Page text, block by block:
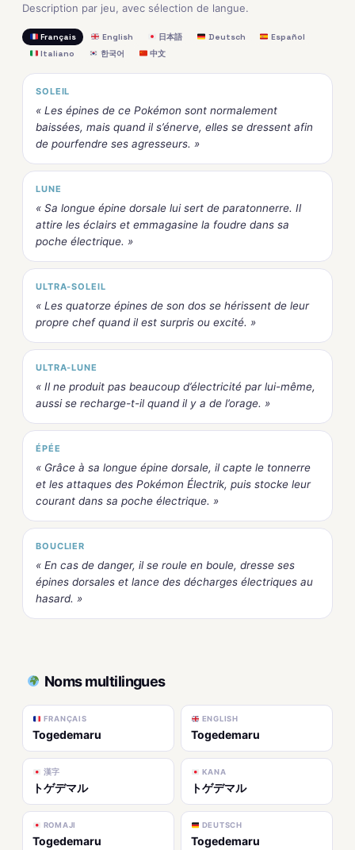
Description par jeu, avec sélection de langue.
Français English 日本語 Deutsch
Español
Italiano
한국어 中文
SOLEIL
« Les épines de ce Pokémon sont normalement
baissées, mais quand il s’énerve, elles se dressent afin
de pourfendre ses agresseurs. »
LUNE
« Sa longue épine dorsale lui sert de paratonnerre. Il
attire les éclairs et emmagasine la foudre dans sa
poche électrique. »
ULTRA-SOLEIL
« Les quatorze épines de son dos se hérissent de leur
propre chef quand il est surpris ou excité. »
ULTRA-LUNE
« Il ne produit pas beaucoup d’électricité par lui-même,
aussi se recharge-t-il quand il y a de l’orage. »
ÉPÉE
« Grâce à sa longue épine dorsale, il capte le tonnerre
et les attaques des Pokémon Électrik, puis stocke leur
courant dans sa poche électrique. »
BOUCLIER
« En cas de danger, il se roule en boule, dresse ses
épines dorsales et lance des décharges électriques au
hasard. »
Noms multilingues
FRANÇAIS
Togedemaru
ENGLISH
Togedemaru
漢字
トゲデマル
KANA
トゲデマル
ROMAJI
Togedemaru
DEUTSCH
Togedemaru